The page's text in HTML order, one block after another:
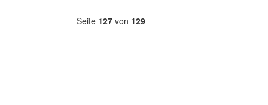
Seite 127 von 129